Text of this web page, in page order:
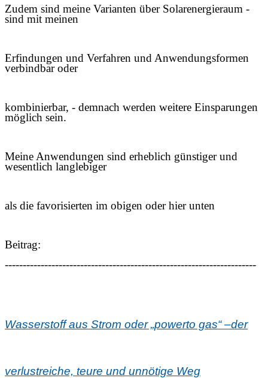
Zudem sind meine Varianten über Solarenergieraum -
sind mit meinen
Erfindungen und Verfahren und Anwendungsformen
verbindbar oder
kombinierbar, - demnach werden weitere Einsparungen
möglich sein.
Meine Anwendungen sind erheblich günstiger und
wesentlich langlebiger
als die favorisierten im obigen oder hier unten
Beitrag:
----------------------------------------------------------------------
Wasserstoff aus Strom oder „powerto gas“–der
verlustreiche, teure und unnötige Weg